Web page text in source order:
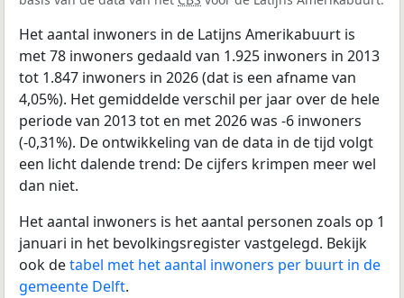
Het aantal inwoners in de Latijns Amerikabuurt is
met 78 inwoners gedaald van 1.925 inwoners in 2013
tot 1.847 inwoners in 2026 (dat is een afname van
4,05%). Het gemiddelde verschil per jaar over de hele
periode van 2013 tot en met 2026 was -6 inwoners
(-0,31%). De ontwikkeling van de data in de tijd volgt
een licht dalende trend: De cijfers krimpen meer wel
dan niet.
Het aantal inwoners is het aantal personen zoals op 1
januari in het bevolkingsregister vastgelegd. Bekijk
ook detabel met het aantal inwoners per buurt in de
gemeente Delft.